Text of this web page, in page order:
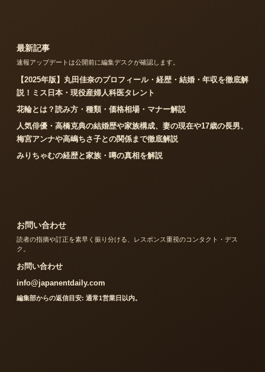
最新記事
速報アップデートは公開前に編集デスクが確認します。
【2025年版】丸田佳奈のプロフィール・経歴・結婚・年収を徹底解
説！ミス日本・現役産婦人科医タレント
花輪とは？読み方・種類・価格相場・マナー解説
人気俳優・高橋克典の結婚歴や家族構成、妻の現在や17歳の長男、
梅宮アンナや高嶋ちさ子との関係まで徹底解説
みりちゃむの経歴と家族・噂の真相を解説
お問い合わせ
読者の指摘や訂正を素早く振り分ける、レスポンス重視のコンタクト・デス
ク。
お問い合わせ
info@japanentdaily.com
編集部からの返信目安: 通常1営業日以内。